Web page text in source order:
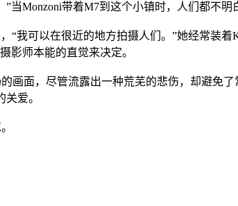
当Monzoni带着M7到这个小镇时，人们都不明
“我可以在很近的地方拍摄人们。”她经常装
影师本能的直觉来决定。
画面，尽管流露出一种荒芜的悲伤，却避免
爱。